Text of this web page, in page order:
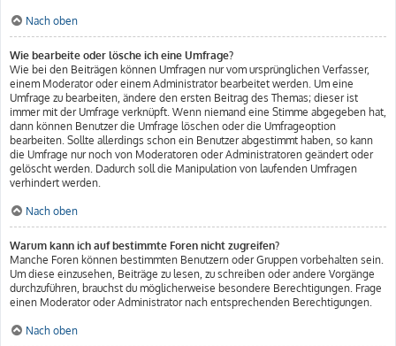
Nach oben
Wie bearbeite oder lösche ich eine Umfrage?
Wie bei den Beiträgen können Umfragen nur vom ursprünglichen Verfasser,
einem Moderator oder einem Administrator bearbeitet werden. Um eine
Umfrage zu bearbeiten, ändere den ersten Beitrag des Themas; dieser ist
immer mit der Umfrage verknüpft. Wenn niemand eine Stimme abgegeben hat,
dann können Benutzer die Umfrage löschen oder die Umfrageoption
bearbeiten. Sollte allerdings schon ein Benutzer abgestimmt haben, so kann
die Umfrage nur noch von Moderatoren oder Administratoren geändert oder
gelöscht werden. Dadurch soll die Manipulation von laufenden Umfragen
verhindert werden.
Nach oben
Warum kann ich auf bestimmte Foren nicht zugreifen?
Manche Foren können bestimmten Benutzern oder Gruppen vorbehalten sein.
Um diese einzusehen, Beiträge zu lesen, zu schreiben oder andere Vorgänge
durchzuführen, brauchst du möglicherweise besondere Berechtigungen. Frage
einen Moderator oder Administrator nach entsprechenden Berechtigungen.
Nach oben